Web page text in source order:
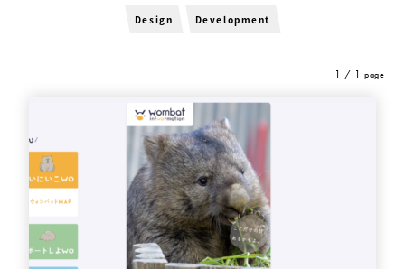
Design Development
1 / 1page